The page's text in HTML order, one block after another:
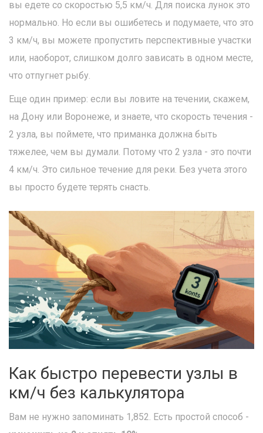
вы едете со скоростью 5,5 км/ч. Для поиска лунок это
нормально. Но если вы ошибетесь и подумаете, что это
3 км/ч, вы можете пропустить перспективные участки
или, наоборот, слишком долго зависать в одном месте,
что отпугнет рыбу.
Еще один пример: если вы ловите на течении, скажем,
на Дону или Воронеже, и знаете, что скорость течения -
2 узла, вы поймете, что приманка должна быть
тяжелее, чем вы думали. Потому что 2 узла - это почти
4 км/ч. Это сильное течение для реки. Без учета этого
вы просто будете терять снасть.
Как быстро перевести узлы в
км/ч без калькулятора
Вам не нужно запоминать 1,852. Есть простой способ -